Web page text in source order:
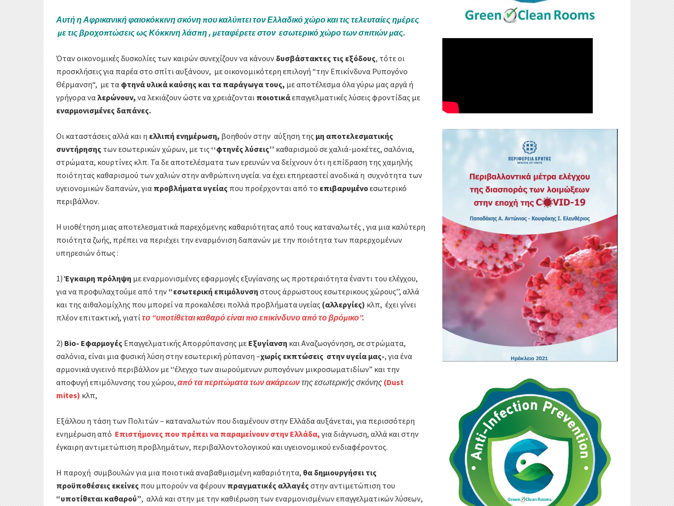
Αυτή η Αφρικανική φαιοκόκκινη σκόνη που καλύπτει τον Ελλαδικό χώρο και τις τελευταίες ημέρες
με τις βροχοπτώσεις ως Κόκκινη λάσπη , μεταφέρετε στον εσωτερικό χώρο των σπιτιών μας.
Όταν οικονομικές δυσκολίες των καιρών συνεχίζουν να κάνουν δυσβάστακτες τις εξόδους, τότε οι
προσκλήσεις για παρέα στο σπίτι αυξάνουν, με οικονομικότερη επιλογή “την Επικίνδυνα Ρυπογόνο
Θέρμανση“, με τα φτηνά υλικά καύσης και τα παράγωγα τους, με αποτέλεσμα όλα γύρω μας αργά ή
γρήγορα ναλερώνουν, να λεκιάζουν ώστε να χρειάζονται ποιοτικάεπαγγελματικές λύσεις φροντίδας με
εναρμονισμένες δαπάνες.
Οι καταστάσεις αλλά και η ελλιπή ενημέρωση, βοηθούν στην αύξηση της μη αποτελεσματικής
συντήρησης των εσωτερικών χώρων, με τις‘‘φτηνές λύσεις’’ καθαρισμού σε χαλιά-μοκέτες, σαλόνια,
στρώματα, κουρτίνες κλπ. Τα δε αποτελέσματα των ερευνών να δείχνουν ότι η επίδραση της χαμηλής
ποιότητας καθαρισμού των χαλιών στην ανθρώπινη υγεία. να έχει επηρεαστεί ανοδικά η συχνότητα των
υγειονομικών δαπανών, για προβλήματα υγείας που προέρχονται από το επιβαρυμένοεσωτερικό
περιβάλλον.
Η υιοθέτηση μιας αποτελεσματικά παρεχόμενης καθαριότητας από τους καταναλωτές , για μια καλύτερη
ποιότητα ζωής, πρέπει να περιέχει την εναρμόνιση δαπανών με την ποιότητα των παρερχομένων
υπηρεσιών όπως :
1)Έγκαιρη πρόληψη με εναρμονισμένες εφαρμογές εξυγίανσηςως προτεραιότητα έναντι του ελέγχου,
για να προφυλαχτούμε από την “εσωτερική επιμόλυνση στους άρρωστους εσωτερικους χώρους’’, αλλά
και τηςαιθαλομίχλης που μπορεί να προκαλέσει πολλά προβλήματα υγείας (αλλεργίες) κλπ, έχει γίνει
πλέον επιτακτική, γιατίτο “υποτίθεται καθαρό είναι πιο επικίνδυνο από το βρόμικο”.
2) Bio- Εφαρμογές Επαγγελματικής Απορρύπανσης με Εξυγίανση και Αναζωογόνηση, σε στρώματα,
σαλόνια, είναι μια φυσική λύση στην εσωτερική ρύπανση –χωρίς εκπτώσεις στην υγεία μας-,για ένα
αρμονικά υγιεινό περιβάλλον με‘‘έλεγχο των αιωρούμενων ρυπογόνων μικροσωματιδίων” και την
αποφυγή επιμόλυνσης του χώρου, από ταπεριτώματα των ακάρεωντης εσωτερικής σκόνης (Dust
mites) κλπ,
Εξάλλου η τάση των Πολιτών – καταναλωτών που διαμένουν στην Ελλάδα αυξάνεται, για περισσότερη
ενημέρωση από Επιστήμονες που πρέπει να παραμείνουν στην Ελλάδα, για διάγνωση, αλλά και στην
έγκαιρη αντιμετώπιση προβλημάτων, περιβαλλοντολογικού και υγειονομικού ενδιαφέροντος.
Η παροχή συμβουλών για μια ποιοτικά αναβαθμισμένη καθαριότητα, θα δημιουργήσει τις
προϋποθέσεις εκείνες που μπορούν να φέρουν πραγματικές αλλαγές στην αντιμετώπιση του
“υποτίθεται καθαρού”, αλλά και στην με την καθιέρωση των εναρμονισμένων επαγγελματικών λύσεων,